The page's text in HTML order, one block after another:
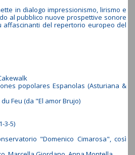
in dialogo impressionismo, lirismo e
al pubblico nuove prospettive sonore
affascinanti del repertorio europeo del
popolares Espanolas (Asturiana &
Feu (da "El amor Brujo)
3-5)
"Domenico Cimarosa", così